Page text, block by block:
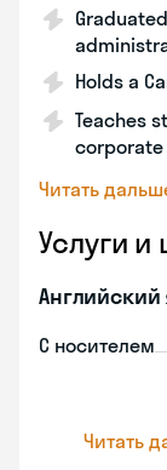
Holds a
Teaches
Читать
Услуги и
Английский
С носителем
Читать